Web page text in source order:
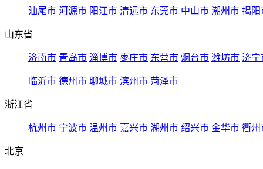
汕尾市 河源市 阳江市 清远市 东莞市 中山市 潮州市 揭阳
山东省
济南市 青岛市 淄博市 枣庄市 东营市 烟台市 潍坊市 济宁
临沂市 德州市 聊城市 滨州市 菏泽市
浙江省
杭州市 宁波市 温州市 嘉兴市 湖州市 绍兴市 金华市 衢州
北京